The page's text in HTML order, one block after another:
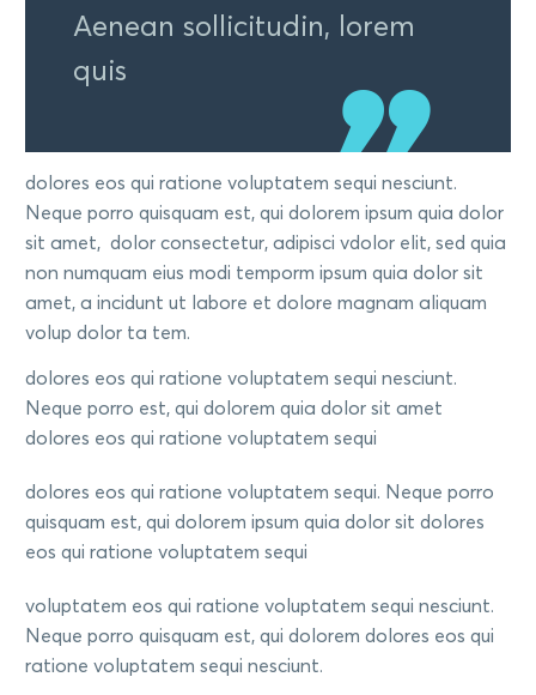
Aenean sollicitudin, lorem
quis
dolores eos qui ratione voluptatem sequi nesciunt.
Neque porro quisquam est, qui dolorem ipsum quia dolor
sit amet, dolor consectetur, adipisci vdolor elit, sed quia
non numquam eius modi temporm ipsum quia dolor sit
amet, a incidunt ut labore et dolore magnam aliquam
volup dolor ta tem.
dolores eos qui ratione voluptatem sequi nesciunt.
Neque porro est, qui dolorem quia dolor sit amet
dolores eos qui ratione voluptatem sequi
dolores eos qui ratione voluptatem sequi. Neque porro
quisquam est, qui dolorem ipsum quia dolor sit dolores
eos qui ratione voluptatem sequi
voluptatem eos qui ratione voluptatem sequi nesciunt.
Neque porro quisquam est, qui dolorem dolores eos qui
ratione voluptatem sequi nesciunt.